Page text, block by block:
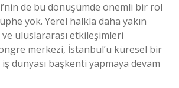
de bu dönüşümde önemli bir rol
yok. Yerel halkla daha yakın
uluslararası etkileşimleri
merkezi, İstanbul’u küresel bir
dünyası başkenti yapmaya devam